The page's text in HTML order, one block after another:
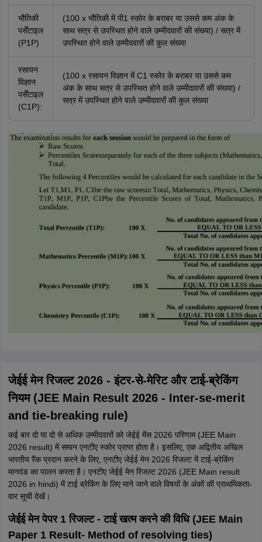
भौतिकी
पर्सेंटाइल
(P1P)
(100 x भौतिकी में पी1 स्कोर के बराबर या उससे कम अंक के
साथ सत्र से उपस्थित होने वाले उम्मीदवारों की संख्या) / सत्र में
उपस्थित होने वाले उम्मीदवारों की कुल संख्या
रसायन
विज्ञान
पर्सेंटाइल
(C1P):
(100 x रसायन विज्ञान में C1 स्कोर के बराबर या उससे कम
अंक के साथ सत्र से उपस्थित होने वाले उम्मीदवारों की संख्या) /
सत्र में उपस्थित होने वाले उम्मीदवारों की कुल संख्या
जेईई मेन रिजल्ट 2026 - इंटर-से-मेरिट और टाई-ब्रेकिंग
नियम (JEE Main Result 2026 - Inter-se-merit
and tie-breaking rule)
कई बार दो या दो से अधिक उम्मीदवारों को जेईई मेंस 2026 परिणाम (JEE Main
2026 result) में समान एनटीए स्कोर प्राप्त होता है। इसलिए, एक अद्वितीय अखिल
भारतीय रैंक प्रदान करने के लिए, एनटीए जेईई मेन 2026 रिजल्ट में टाई-ब्रेकिंग
मानदंड का पालन करता है। एनटीए जेईई मेन रिजल्ट 2026 (JEE Main result
2026 in hindi) में टाई ब्रेकिंग के लिए माने जाने वाले विषयों के अंकों की प्राथमिकता-
वार सूची देखें।
जेईई मेन पेपर 1 रिजल्ट - टाई खत्म करने की विधि (JEE Main
Paper 1 Result- Method of resolving ties)